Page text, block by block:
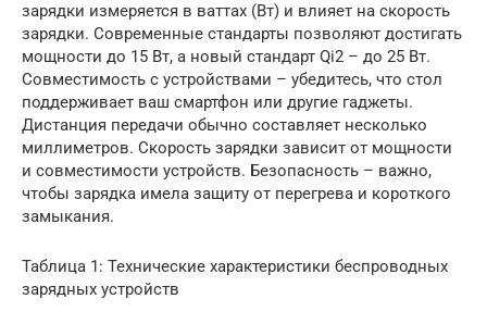
зарядки измеряется в ваттах (Вт) и влияет на скорость
зарядки. Современные стандарты позволяют достигать
мощности до 15 Вт, а новый стандарт Qi2 – до 25 Вт.
Совместимость с устройствами – убедитесь, что стол
поддерживает ваш смартфон или другие гаджеты.
Дистанция передачи обычно составляет несколько
миллиметров. Скорость зарядки зависит от мощности
и совместимости устройств. Безопасность – важно,
чтобы зарядка имела защиту от перегрева и короткого
замыкания.
Таблица 1: Технические характеристики беспроводных
зарядных устройств